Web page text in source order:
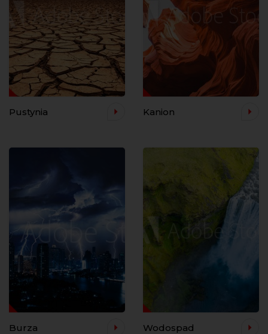
Pustynia Kanion
Burza Wodospad